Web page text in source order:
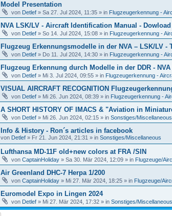
Model Presentation
von Detlef » Sa 27. Jul 2024, 11:35 » in Flugzeugerkennung -
NVA LSK/LV - Aircraft Identification Manual - Dowload
von Detlef » So 14. Jul 2024, 15:08 » in Flugzeugerkennung -
Flugzeug Erkennungsmodelle in der NVA – LSK/LV -
von Detlef » Do 11. Jul 2024, 14:30 » in Flugzeugerkennung -
Flugzeug Erkennung durch Modelle in der DDR -
von Detlef » Mi 3. Jul 2024, 09:55 » in Flugzeugerkennung -
VISUAL AIRCRAFT RECOGNITION
von Detlef » Mi 26. Jun 2024, 08:39 » in Flugzeugerkennung -
A SHORT HISTORY OF IMACS & "Aviation in
von Detlef » Mi 26. Jun 2024, 02:15 » in Sonstiges/Miscellaneous
Info & History - Ron´s articles in facebook
von Detlef » Fr 21. Jun 2024, 21:31 » in Sonstiges/Miscellaneous
Lufthansa MD-11F old+new colors at FRA /SIN
von CaptainHoliday » Sa 30. Mär 2024, 12:09 » in Flugzeuge/
Air Greenland DHC-7 Herpa 1/200
von CaptainHoliday » Mi 27. Mär 2024, 18:25 » in Flugzeuge/
Euromodel Expo in Lingen 2024
von Detlef » Mi 27. Mär 2024, 17:32 » in Sonstiges/Miscellaneous